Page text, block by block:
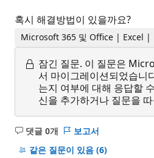
혹시 해결방법이 있을까요?
Microsoft 365 및 Office | Excel |
잠긴 질문. 이 질문은
서 마이그레이션되었습니
는지 여부에 대해 응답할
신을 추가하거나 질문을
댓글 0개
설
명
보고서
같은 질문이 있음 (6)